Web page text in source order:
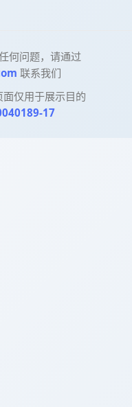
何问题，请通过
联系我们
仅用于展示目的
17